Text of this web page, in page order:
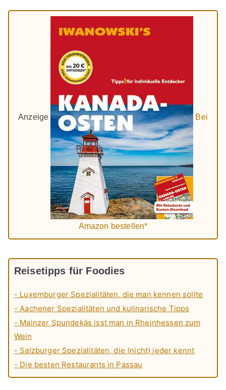
Anzeige Bei
Amazon bestellen*
Reisetipps für Foodies
- Luxemburger Spezialitäten, die man kennen sollte
- Aachener Spezialitäten und kulinarische Tipps
- Mainzer Spundekäs isst man in Rheinhessen zum
Wein
- Salzburger Spezialitäten, die (nicht) jeder kennt
- Die besten Restaurants in Passau